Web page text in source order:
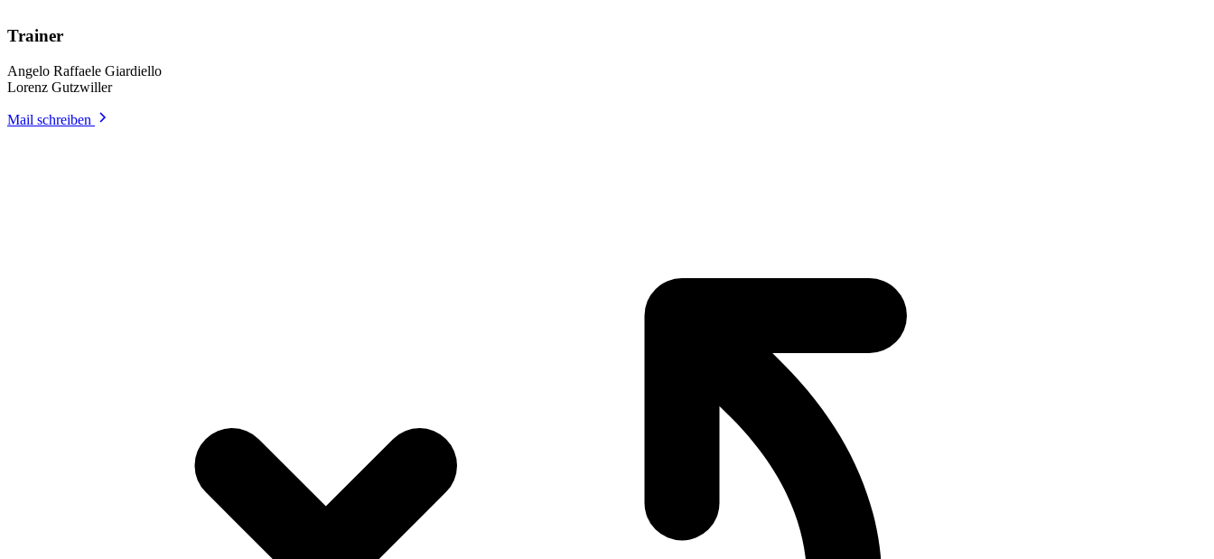
Trainer
Angelo Raffaele Giardiello
Lorenz Gutzwiller
Mail schreiben